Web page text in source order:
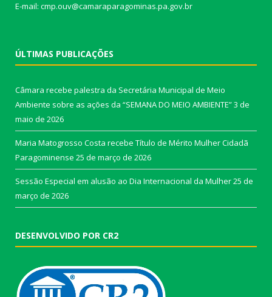
E-mail: cmp.ouv@camaraparagominas.pa.gov.br
ÚLTIMAS PUBLICAÇÕES
Câmara recebe palestra da Secretária Municipal de Meio
Ambiente sobre as ações da “SEMANA DO MEIO AMBIENTE”3 de
maio de 2026
Maria Matogrosso Costa recebe Título de Mérito Mulher Cidadã
Paragominense 25 de março de 2026
Sessão Especial em alusão ao Dia Internacional da Mulher25 de
março de 2026
DESENVOLVIDO POR CR2